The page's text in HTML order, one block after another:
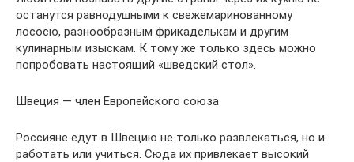
останутся равнодушными к свежемаринованному
лососю, разнообразным фрикаделькам и другим
кулинарным изыскам. К тому же только здесь можно
попробовать настоящий «шведский стол».
Швеция — член Европейского союза
Россияне едут в Швецию не только развлекаться, но и
работать или учиться. Сюда их привлекает высокий